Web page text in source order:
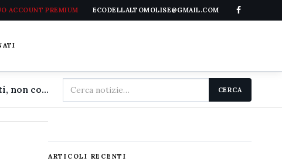
ACCOUNT PREMIUM ECODELLALTOMOLISE@GMAIL.COM
Chirurgia al "Caracciolo", Di Lucente: «La sanità si difende con i fatti, non con le passerelle»
Cerca
nel
CERCA
ARTICOLI RECENTI